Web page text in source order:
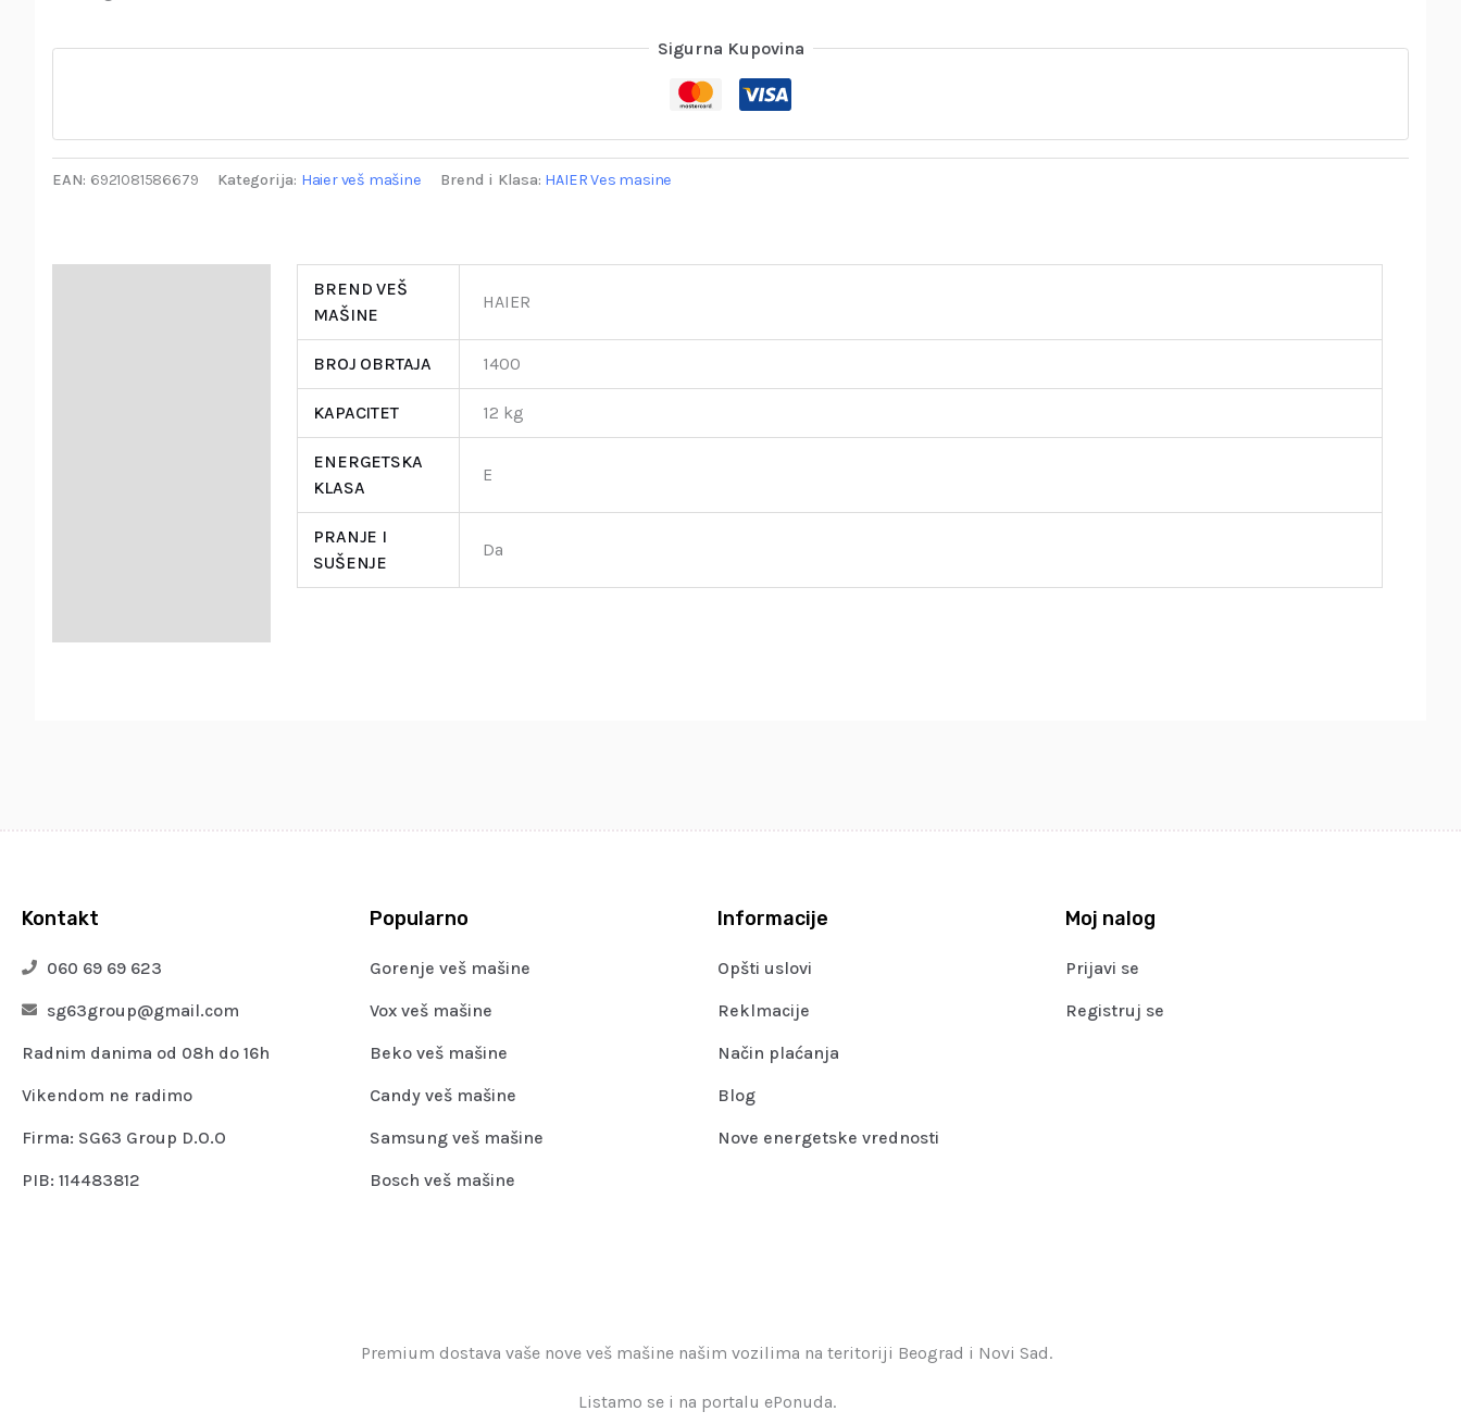
Sigurna Kupovina
EAN: 6921081586679 Kategorija: Haier veš mašine Brend i Klasa: HAIER Ves masine
BREND VEŠ
MAŠINE
HAIER
BROJ OBRTAJA 1400
KAPACITET 12 kg
ENERGETSKA
KLASA
E
PRANJE I
SUŠENJE
Da
Kontakt
060 69 69 623
sg63group@gmail.com
Radnim danima od 08h do 16h
Vikendom ne radimo
Firma: SG63 Group D.O.O
PIB: 114483812
Popularno
Gorenje veš mašine
Vox veš mašine
Beko veš mašine
Candy veš mašine
Samsung veš mašine
Bosch veš mašine
Informacije
Opšti uslovi
Reklmacije
Način plaćanja
Blog
Nove energetske vrednosti
Moj nalog
Prijavi se
Registruj se
Premium dostava vaše nove veš mašine našim vozilima na teritoriji Beograd i Novi Sad.
Listamo se i na portalu ePonuda.